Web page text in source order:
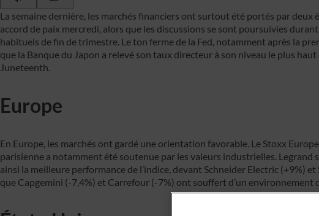
La semaine dernière, les marchés financiers ont surtout été portés par
accord de paix mercredi, alors que les discussions se sont poursuivies
habituels de fin de trimestre. Le ton ferme de la Fed, notamment après la
que la Banque du Japon a relevé son taux directeur à son niveau le plus
Juneteenth.
Europe
En Europe, les marchés ont gardé une orientation favorable. Le Stoxx
parisienne a notamment été soutenue par les valeurs industrielles. Legrand
ainsi la meilleure performance de l’indice, devant Schneider Electric (+9%)
que Capgemini (-7,4%) et Carrefour (-7%) ont souffert d’un